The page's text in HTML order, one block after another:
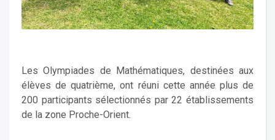
Les Olympiades de Mathématiques, destinées aux
élèves de quatrième, ont réuni cette année plus de
200 participants sélectionnés par 22 établissements
de la zone Proche-Orient.